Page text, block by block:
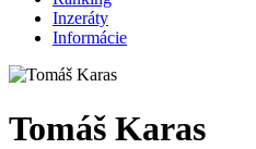
Inzeráty
Informácie
Tomáš Karas